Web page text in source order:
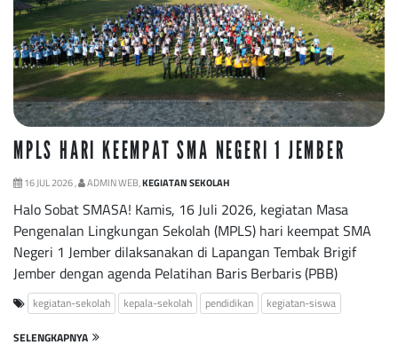
MPLS HARI KEEMPAT SMA NEGERI 1 JEMBER
16 JUL 2026 , ADMIN WEB,KEGIATAN SEKOLAH
Halo Sobat SMASA! Kamis, 16 Juli 2026, kegiatan Masa
Pengenalan Lingkungan Sekolah (MPLS) hari keempat SMA
Negeri 1 Jember dilaksanakan di Lapangan Tembak Brigif
Jember dengan agenda Pelatihan Baris Berbaris (PBB)
kegiatan-sekolah kepala-sekolah pendidikan kegiatan-siswa
SELENGKAPNYA